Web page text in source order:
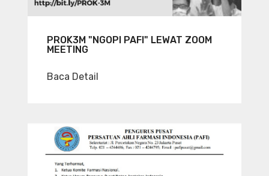
PROK3M "NGOPI PAFI" LEWAT ZOOM
MEETING
Baca Detail